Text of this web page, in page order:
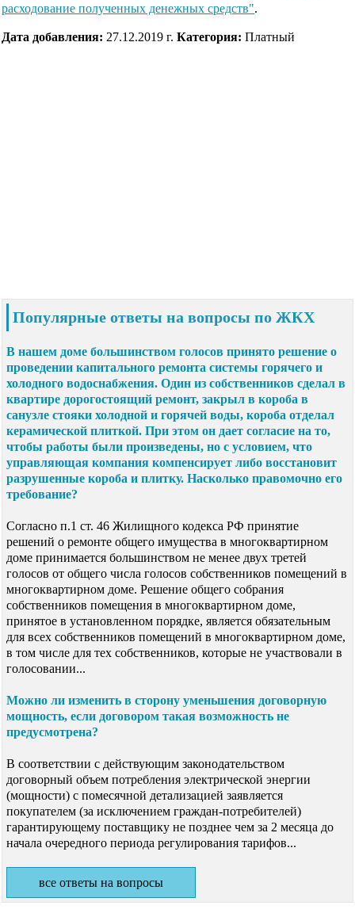
расходование полученных денежных средств".
Дата добавления: 27.12.2019 г. Категория: Платный
Популярные ответы на вопросы по ЖКХ
В нашем доме большинством голосов принято решение о
проведении капитального ремонта системы горячего и
холодного водоснабжения. Один из собственников сделал в
квартире дорогостоящий ремонт, закрыл в короба в
санузле стояки холодной и горячей воды, короба отделал
керамической плиткой. При этом он дает согласие на то,
чтобы работы были произведены, но с условием, что
управляющая компания компенсирует либо восстановит
разрушенные короба и плитку. Насколько правомочно его
требование?
Согласно п.1 ст. 46 Жилищного кодекса РФ принятие
решений о ремонте общего имущества в многоквартирном
доме принимается большинством не менее двух третей
голосов от общего числа голосов собственников помещений в
многоквартирном доме. Решение общего собрания
собственников помещения в многоквартирном доме,
принятое в установленном порядке, является обязательным
для всех собственников помещений в многоквартирном доме,
в том числе для тех собственников, которые не участвовали в
голосовании...
Можно ли изменить в сторону уменьшения договорную
мощность, если договором такая возможность не
предусмотрена?
В соответствии с действующим законодательством
договорный объем потребления электрической энергии
(мощности) с помесячной детализацией заявляется
покупателем (за исключением граждан-потребителей)
гарантирующему поставщику не позднее чем за 2 месяца до
начала очередного периода регулирования тарифов...
все ответы на вопросы